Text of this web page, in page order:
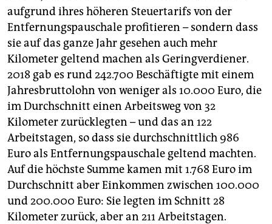
aufgrund ihres höheren Steuertarifs von der
Entfernungspauschale profitieren – sondern dass
sie auf das ganze Jahr gesehen auch mehr
Kilometer geltend machen als Geringverdiener.
2018 gab es rund 242.700 Beschäftigte mit einem
Jahresbruttolohn von weniger als 10.000 Euro, die
im Durchschnitt einen Arbeitsweg von 32
Kilometer zurücklegten – und das an 122
Arbeitstagen, so dass sie durchschnittlich 986
Euro als Entfernungspauschale geltend machten.
Auf die höchste Summe kamen mit 1.768 Euro im
Durchschnitt aber Einkommen zwischen 100.000
und 200.000 Euro: Sie legten im Schnitt 28
Kilometer zurück, aber an 211 Arbeitstagen.